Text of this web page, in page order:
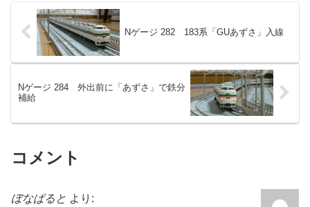
Nゲージ 282 183系「GUあずさ」入線
Nゲージ 284 外出前に「あずさ」で鉄分
補給
コメント
ぼなぱると より: